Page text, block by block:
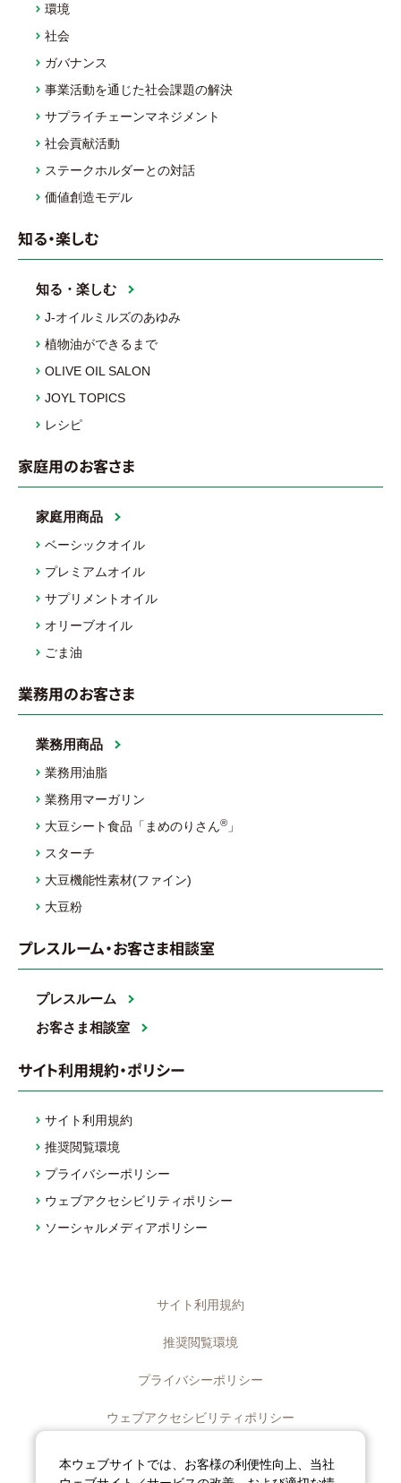
環境
社会
ガバナンス
事業活動を通じた社会課題の解決
サプライチェーンマネジメント
社会貢献活動
ステークホルダーとの対話
価値創造モデル
知る・楽しむ
知る・楽しむ
J-オイルミルズのあゆみ
植物油ができるまで
OLIVE OIL SALON
JOYL TOPICS
レシピ
家庭用のお客さま
家庭用商品
ベーシックオイル
プレミアムオイル
サプリメントオイル
オリーブオイル
ごま油
業務用のお客さま
業務用商品
業務用油脂
業務用マーガリン
大豆シート食品「まめのりさん® 」
スターチ
大豆機能性素材(ファイン)
大豆粉
プレスルーム・お客さま相談室
プレスルーム
お客さま相談室
サイト利用規約・ポリシー
サイト利用規約
推奨閲覧環境
プライバシーポリシー
ウェブアクセシビリティポリシー
ソーシャルメディアポリシー
サイト利用規約
推奨閲覧環境
プライバシーポリシー
ウェブアクセシビリティポリシー
ディスクロージャーポリシー
本ウェブサイトでは、お客様の利便性向上、当社